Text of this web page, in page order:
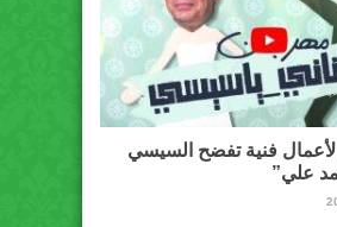
لأعمال فنية تفضح السيسي
علي”